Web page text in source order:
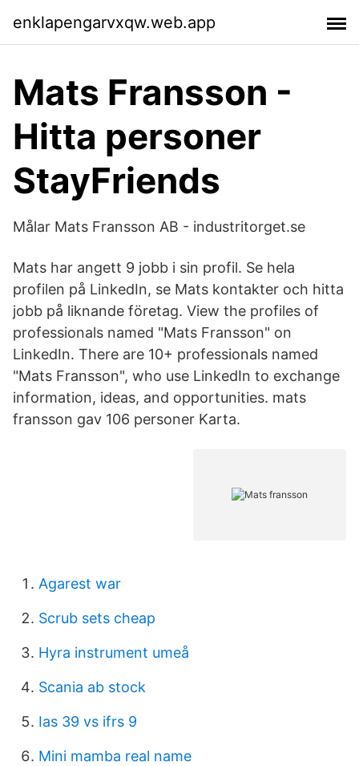
enklapengarvxqw.web.app
Mats Fransson -
Hitta personer
StayFriends
Målar Mats Fransson AB - industritorget.se
Mats har angett 9 jobb i sin profil. Se hela
profilen på LinkedIn, se Mats kontakter och hitta
jobb på liknande företag. View the profiles of
professionals named "Mats Fransson" on
LinkedIn. There are 10+ professionals named
"Mats Fransson", who use LinkedIn to exchange
information, ideas, and opportunities. mats
fransson gav 106 personer Karta.
Agarest war
Scrub sets cheap
Hyra instrument umeå
Scania ab stock
Ias 39 vs ifrs 9
Mini mamba real name